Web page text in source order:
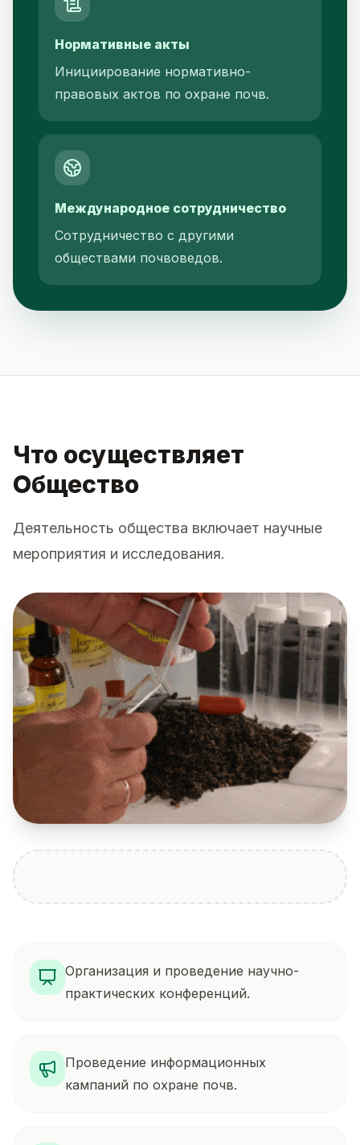
Нормативные акты
Инициирование нормативно-
правовых актов по охране почв.
Международное сотрудничество
Сотрудничество с другими
обществами почвоведов.
Что осуществляет
Общество
Деятельность общества включает научные
мероприятия и исследования.
Организация и проведение научно-
практических конференций.
Проведение информационных
кампаний по охране почв.